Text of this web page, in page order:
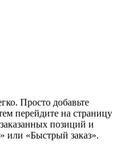
Просто добавьте
перейдите на страницу
позиций и
или «Быстрый заказ».